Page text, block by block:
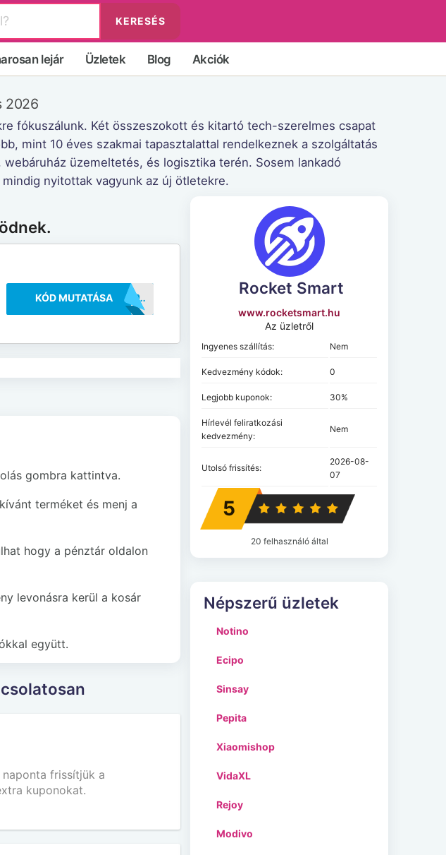
KERESÉS
lejár Üzletek Blog Akciók
2026
fókuszálunk. Két összeszokott és kitartó tech-szerelmes csapat
mint 10 éves szakmai tapasztalattal rendelkeznek a szolgáltatás
üzemeltetés, és logisztika terén. Sosem lankadó
nyitottak vagyunk az új ötletekre.
KÓD MUTATÁSA ..ET10
gombra kattintva.
terméket és menj a
hogy a pénztár oldalon
levonásra kerül a kosár
együtt.
frissítjük a
kuponokat.
Rocket Smart
www.rocketsmart.hu
Az üzletről
Ingyenes szállítás: Nem
Kedvezmény kódok: 0
Legjobb kuponok: 30%
Hírlevél feliratkozási
kedvezmény:
Nem
Utolsó frissítés:
2026-08-
07
5
20 felhasználó által
Népszerű üzletek
Notino
Ecipo
Sinsay
Pepita
Xiaomishop
VidaXL
Rejoy
Modivo